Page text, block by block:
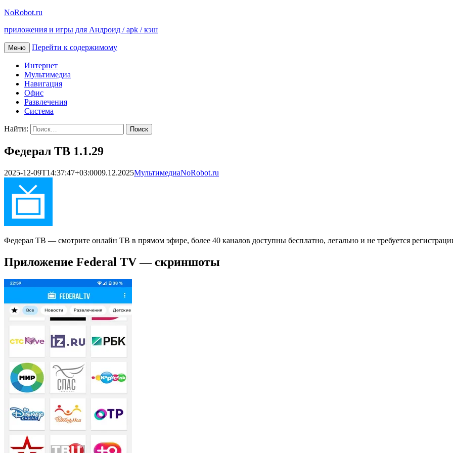
NoRobot.ru
приложения и игры для Андроид / apk / кэш
Меню Перейти к содержимому
Интернет
Мультимедиа
Навигация
Офис
Развлечения
Система
Найти:
Федерал ТВ 1.1.29
2025-12-09T14:37:47+03:0009.12.2025МультимедиаNoRobot.ru
Федерал ТВ — смотрите онлайн ТВ в прямом эфире, более 40 каналов доступны бесплатно, легально и не требуется
Приложение Federal TV — скриншоты